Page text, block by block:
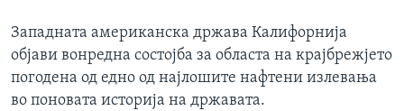
Западната американска држава Калифорнија
објави вонредна состојба за областа на крајбрежјето
погодена од едно од најлошите нафтени излевања
во поновата историја на државата.